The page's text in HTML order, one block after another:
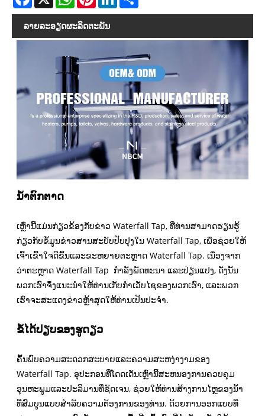
ລາຍ​ລະ​ອຽດ​ຜະ​ລິດ​ຕະ​ພັນ
ນ້ຳຕົກຕາດ
ເຫຼົ່ານີ້ແມ່ນກ່ຽວຂ້ອງກັບຂ່າວ Waterfall Tap, ທີ່ທ່ານສາມາດຮຽນຮູ້
ກ່ຽວກັບຂໍ້ມູນຂ່າວສານສະບັບປັບປຸງໃນ Waterfall Tap, ເພື່ອຊ່ວຍໃຫ້
ເຈົ້າເຂົ້າໃຈດີຂຶ້ນແລະຂະຫຍາຍຕະຫຼາດ Waterfall Tap. ເນື່ອງຈາກ
ວ່າຕະຫຼາດ Waterfall Tap ກຳລັງພັດທະນາ ແລະປ່ຽນແປງ, ດັ່ງນັ້ນ
ພວກເຮົາຈຶ່ງແນະນຳໃຫ້ທ່ານເກັບກຳເວັບໄຊຂອງພວກເຮົາ, ແລະພວກ
ເຮົາຈະສະແດງຂ່າວຫຼ້າສຸດໃຫ້ທ່ານເປັນປະຈຳ.
ຂໍ້ໄດ້ປຽບຂອງຮູດຽວ
ຄົ້ນພົບຄວາມສະດວກສະບາຍແລະຄວາມສະຫງ່າງາມຂອງ
Waterfall Tap. ອຸປະກອນທີ່ໂດດເດັ່ນເຫຼົ່ານີ້ສະຫນອງການຄວບຄຸມ
ອຸນຫະພູມແລະປະລິມານທີ່ຊັດເຈນ, ຊ່ວຍໃຫ້ທ່ານສ້າງການໄຫຼຂອງນ້ໍາ
ທີ່ສົມບູນແບບສໍາລັບຄວາມຕ້ອງການຂອງທ່ານ. ດ້ວຍການອອກແບບທີ່